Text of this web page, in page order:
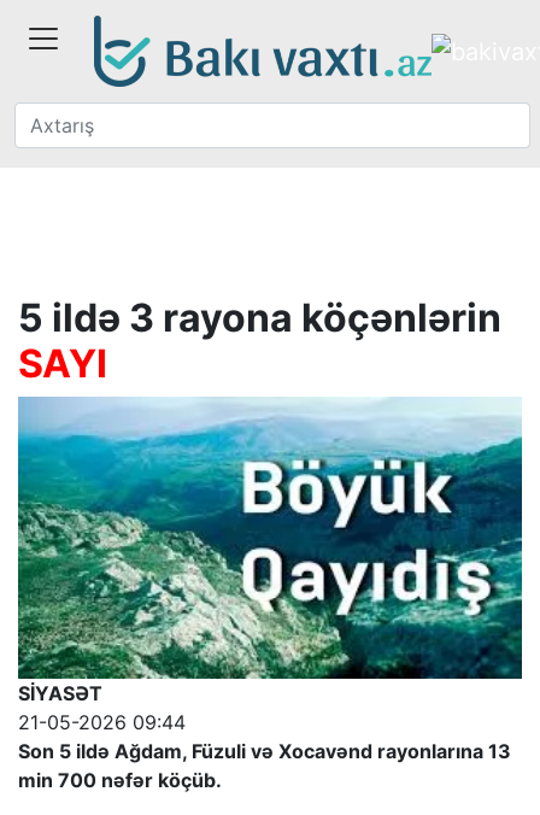
5 ildə 3 rayona köçənlərin
SAYI
SİYASƏT
21-05-2026 09:44
Son 5 ildə Ağdam, Füzuli və Xocavənd rayonlarına 13
min 700 nəfər köçüb.